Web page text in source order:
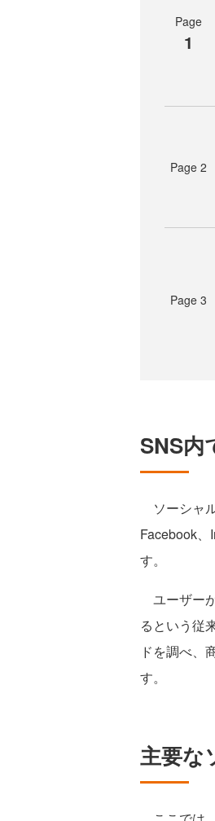
Page
1
Page 2
Page 3
SNS内
ソーシャ
Facebook
す。
ユーザー
るという従
ドを調べ、
す。
主要な